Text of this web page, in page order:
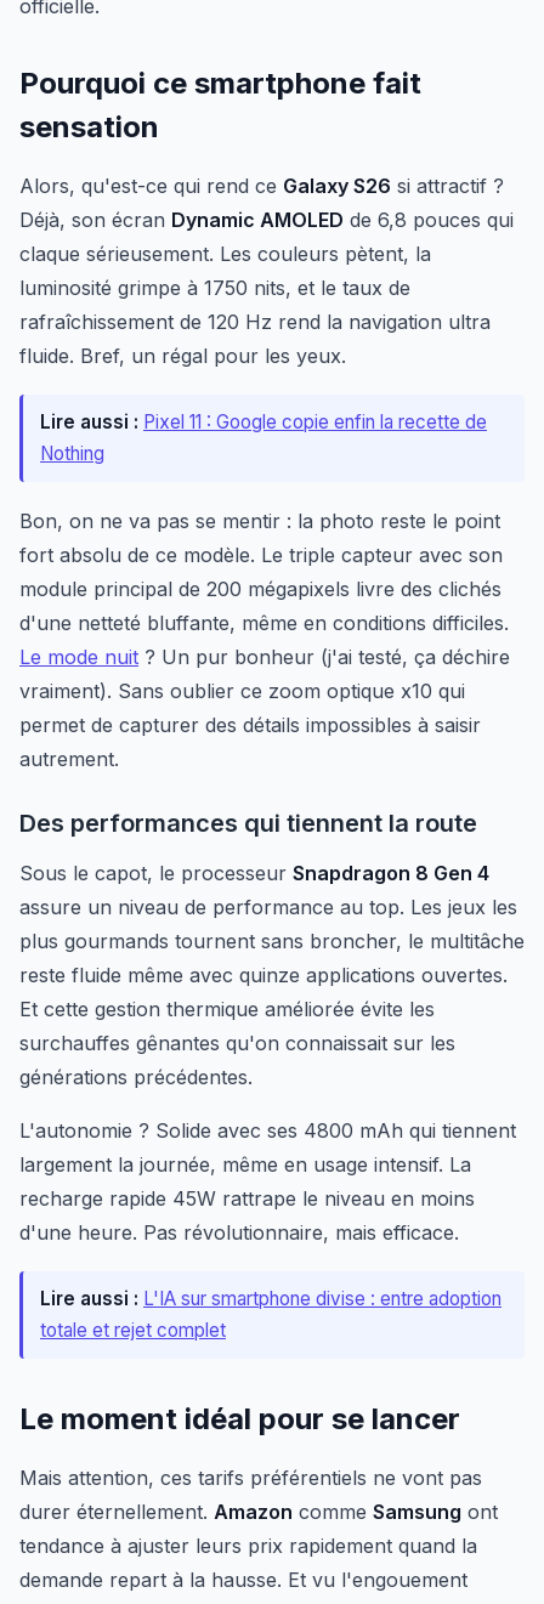
officielle.
Pourquoi ce smartphone fait
sensation
Alors, qu'est-ce qui rend ce Galaxy S26 si attractif ?
Déjà, son écran Dynamic AMOLED de 6,8 pouces qui
claque sérieusement. Les couleurs pètent, la
luminosité grimpe à 1750 nits, et le taux de
rafraîchissement de 120 Hz rend la navigation ultra
fluide. Bref, un régal pour les yeux.
Lire aussi : Pixel 11 : Google copie enfin la recette de
Nothing
Bon, on ne va pas se mentir : la photo reste le point
fort absolu de ce modèle. Le triple capteur avec son
module principal de 200 mégapixels livre des clichés
d'une netteté bluffante, même en conditions difficiles.
Le mode nuit ? Un pur bonheur (j'ai testé, ça déchire
vraiment). Sans oublier ce zoom optique x10 qui
permet de capturer des détails impossibles à saisir
autrement.
Des performances qui tiennent la route
Sous le capot, le processeur Snapdragon 8 Gen 4
assure un niveau de performance au top. Les jeux les
plus gourmands tournent sans broncher, le multitâche
reste fluide même avec quinze applications ouvertes.
Et cette gestion thermique améliorée évite les
surchauffes gênantes qu'on connaissait sur les
générations précédentes.
L'autonomie ? Solide avec ses 4800 mAh qui tiennent
largement la journée, même en usage intensif. La
recharge rapide 45W rattrape le niveau en moins
d'une heure. Pas révolutionnaire, mais efficace.
Lire aussi : L'IA sur smartphone divise : entre adoption
totale et rejet complet
Le moment idéal pour se lancer
Mais attention, ces tarifs préférentiels ne vont pas
durer éternellement. Amazon comme Samsung ont
tendance à ajuster leurs prix rapidement quand la
demande repart à la hausse. Et vu l'engouement